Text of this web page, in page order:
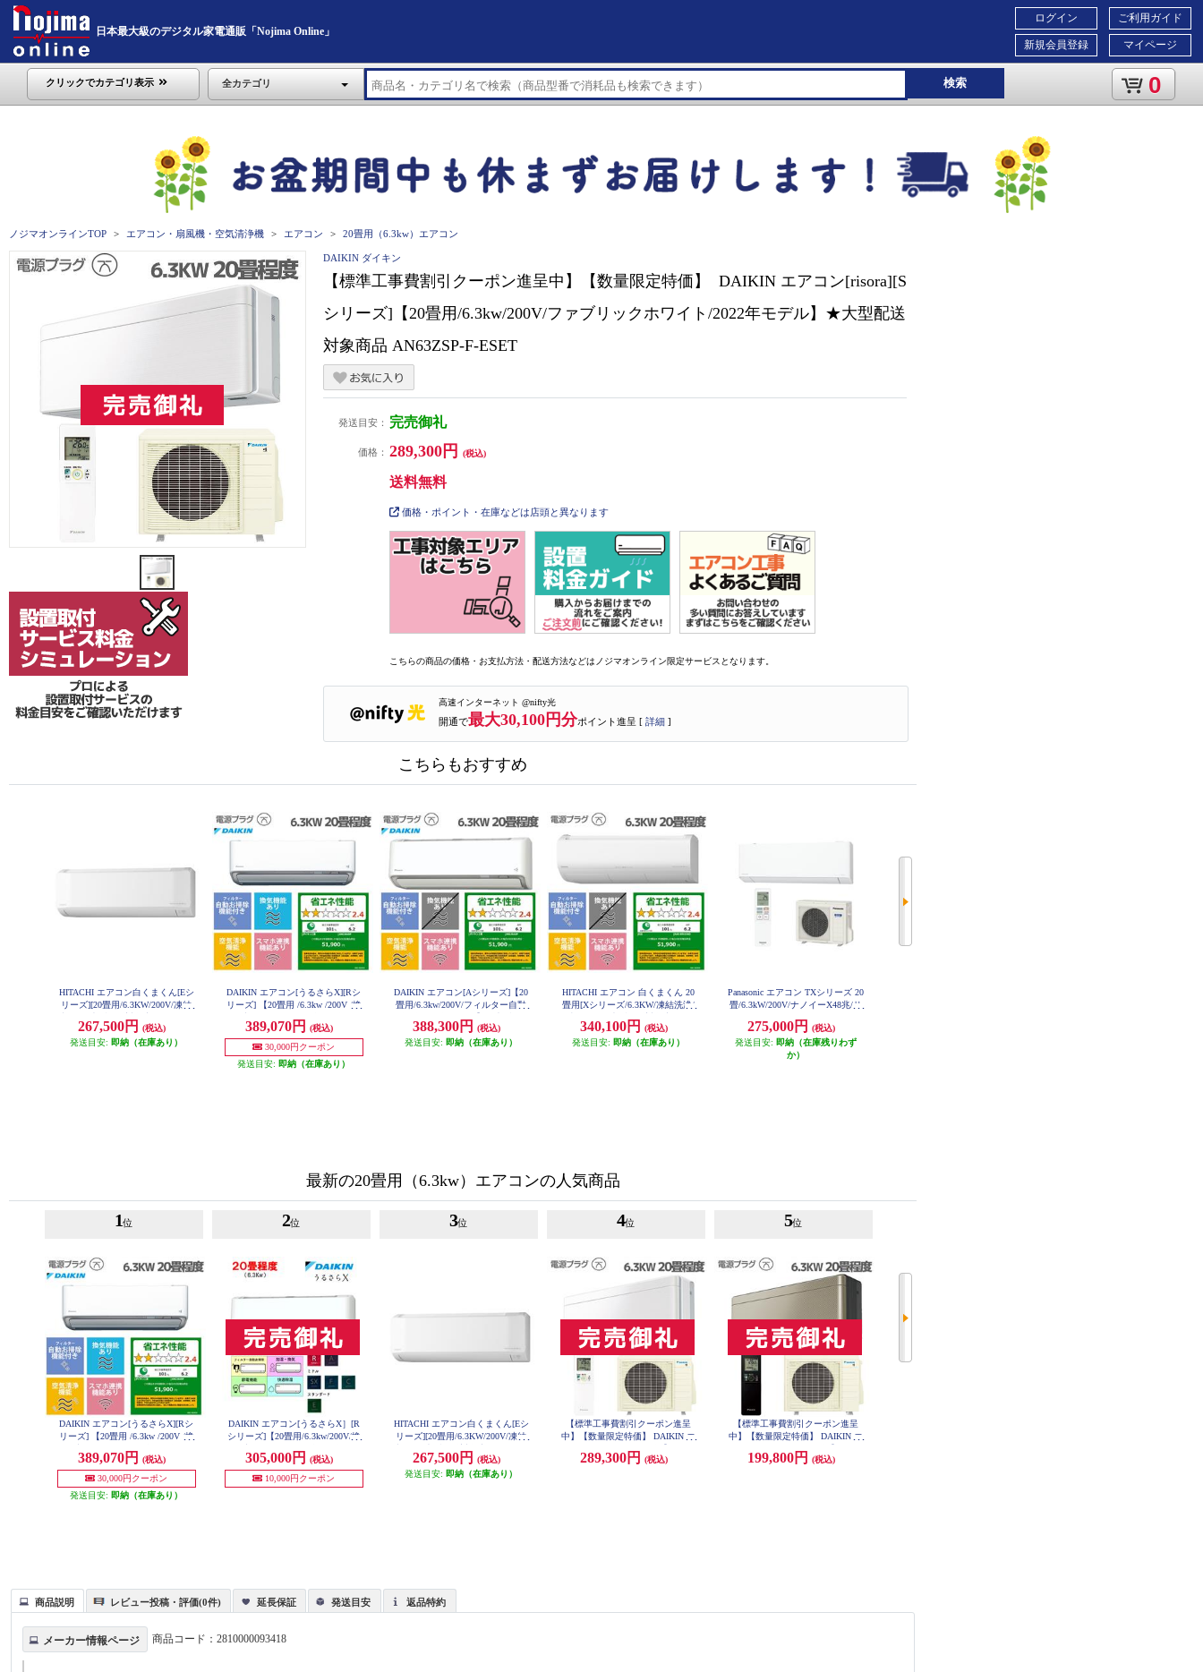
日本最大級のデジタル家電通販「Nojima Online」
ご利用ガイド
マイページ
ログイン
新規会員登録
クリックでカテゴリ表示 全カテゴリ 検索 0
ノジマオンラインTOP エアコン・扇風機・空気清浄機 エアコン 20畳用（6.3kw）エアコン
DAIKIN ダイキン
【標準工事費割引クーポン進呈中】【数量限定特価】 DAIKIN エアコン[risora][S
シリーズ]【20畳用/6.3kw/200V/ファブリックホワイト/2022年モデル】★大型配送
対象商品 AN63ZSP-F-ESET
発送目安： 完売御礼
価格： 289,300円 (税込)
送料無料
価格・ポイント・在庫などは店頭と異なります
こちらの商品の価格・お支払方法・配送方法などはノジマオンライン限定サービスとなります。
高速インターネット @nifty光
開通で最大30,100円分ポイント進呈 [ 詳細 ]
こちらもおすすめ
HITACHI エアコン白くまくん[Eシ
リーズ][20畳用/6.3KW/200V/凍結
6326D-W-ESET
267,500円
(税込)
発送目安: 即納（在庫あり）
DAIKIN エアコン[うるさらX][Rシ
リーズ] 【20畳用 /6.3kw /200V /換
2026年モデル】★大型配送対象商
品 AN636ARP-W-ESET
389,070円
(税込)
30,000円クーポン
発送目安: 即納（在庫あり）
DAIKIN エアコン[Aシリーズ]【20
畳用/6.3kw/200V/フィルター自動
対象商品 AN636AAP-W-ESET
388,300円
(税込)
発送目安: 即納（在庫あり）
HITACHI エアコン 白くまくん 20
畳用[Xシリーズ/6.3KW/凍結洗浄/
S-XR6326D-W-ESET
340,100円
(税込)
発送目安: 即納（在庫あり）
Panasonic エアコン TXシリーズ 20
畳/6.3kW/200V/ナノイーX48兆/サ
度★大型配送対象商品 CS-TX636D
2-ESET
275,000円
(税込)
発送目安: 即納（在庫残りわず
か）
最新の20畳用（6.3kw）エアコンの人気商品
1位
DAIKIN エアコン[うるさらX][Rシ
リーズ] 【20畳用 /6.3kw /200V /換
2026年モデル】★大型配送対象商
品 AN636ARP-W-ESET
389,070円
(税込)
30,000円クーポン
発送目安: 即納（在庫あり）
2位
DAIKIN エアコン[うるさらX］[R
シリーズ]【20畳用/6.3kw/200V/換
025年モデル】★大型配送対象商品
AN635ARP-W-ESET
305,000円
(税込)
10,000円クーポン
3位
HITACHI エアコン白くまくん[Eシ
リーズ][20畳用/6.3KW/200V/凍結
6326D-W-ESET
267,500円
(税込)
発送目安: 即納（在庫あり）
4位
【標準工事費割引クーポン進呈
中】【数量限定特価】 DAIKIN エ
6.3kw/200V/ファブリックホワイ
289,300円 (税込)
5位
【標準工事費割引クーポン進呈
中】【数量限定特価】 DAIKIN エ
6.3kw/200V/ツイルゴールド/2022
199,800円 (税込)
商品説明 レビュー投稿・評価(0件) 延長保証 発送目安 返品特約
メーカー情報ページ 商品コード：2810000093418